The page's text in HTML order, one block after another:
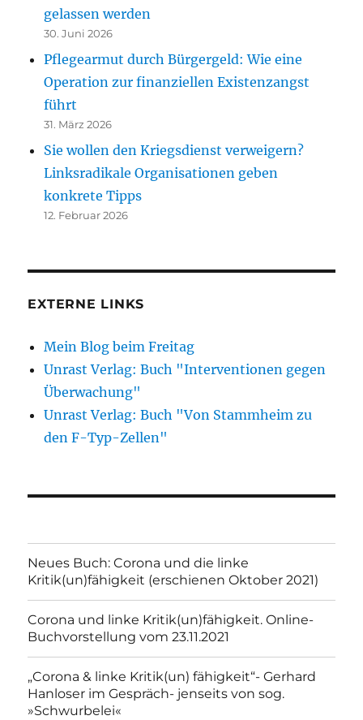
gelassen werden
30. Juni 2026
Pflegearmut durch Bürgergeld: Wie eine
Operation zur finanziellen Existenzangst
führt
31. März 2026
Sie wollen den Kriegsdienst verweigern?
Linksradikale Organisationen geben
konkrete Tipps
12. Februar 2026
EXTERNE LINKS
Mein Blog beim Freitag
Unrast Verlag: Buch "Interventionen gegen
Überwachung"
Unrast Verlag: Buch "Von Stammheim zu
den F-Typ-Zellen"
Neues Buch: Corona und die linke
Kritik(un)fähigkeit (erschienen Oktober 2021)
Corona und linke Kritik(un)fähigkeit. Online-
Buchvorstellung vom 23.11.2021
„Corona & linke Kritik(un) fähigkeit“- Gerhard
Hanloser im Gespräch- jenseits von sog.
»Schwurbelei«